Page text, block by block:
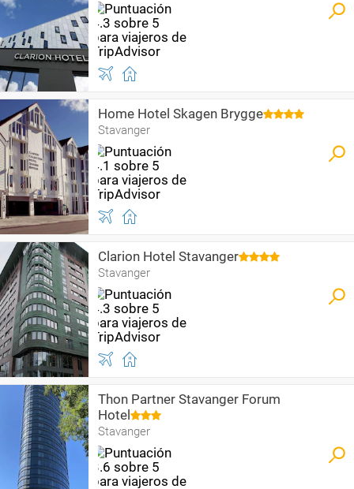
Home Hotel Skagen Brygge
Stavanger
Clarion Hotel Stavanger
Stavanger
Thon Partner Stavanger Forum
Hotel
Stavanger